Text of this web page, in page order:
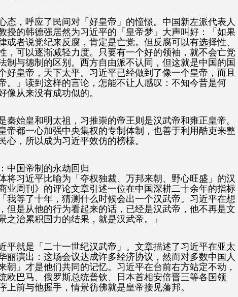
态，呼应了民间对「好皇帝」的憧憬。中国新左派代表人
授的韩德强居然为习近平的「皇帝梦」大声叫好：「如果
或者说党纪来反腐，肯定是亡党。但反腐可以有选择性、
，可以逐渐减轻力度。只要有一个好的领袖，就不会亡党
制与德制的区别。西方自由派不认同，但这就是中国的国
好皇帝，天下太平。习近平已经做到了像一个皇帝，而且
。」读到这样的言论，怎能不让人感叹：不知今昔是何
像从来没有成功似的。
秦始皇和明太祖，习推崇的帝王则是汉武帝和雍正皇帝。
帝都一心加强中央集权的专制体制，也善于利用酷吏来整
心，所以成为习近平效仿的榜様。
中国帝制的永劫回归
将习近平比喻为「夺权独裁、万邦来朝、野心旺盛」的汉
业周刊》的评论文章引述一位在中国深耕二十余年的指标
我等了十年，猜测什么时候会出一个汉武帝。习近平在想
但是从他的行为看起来的话，已经是汉武帝，他不再是文
之治累积国力的结果，就是汉武帝。」
平就是「二十一世纪汉武帝」。文章描述了习近平在亚太
丽演出：这场会议达成许多经济协议，然而对多数中国人
朝」才是他们共同的记忆。习近平在台前右方站定不动，
欧巴马、俄罗斯总统普钦、日本首相安倍晋三等各国领
上前与他握手，情景彷佛就是皇帝接见藩邦。